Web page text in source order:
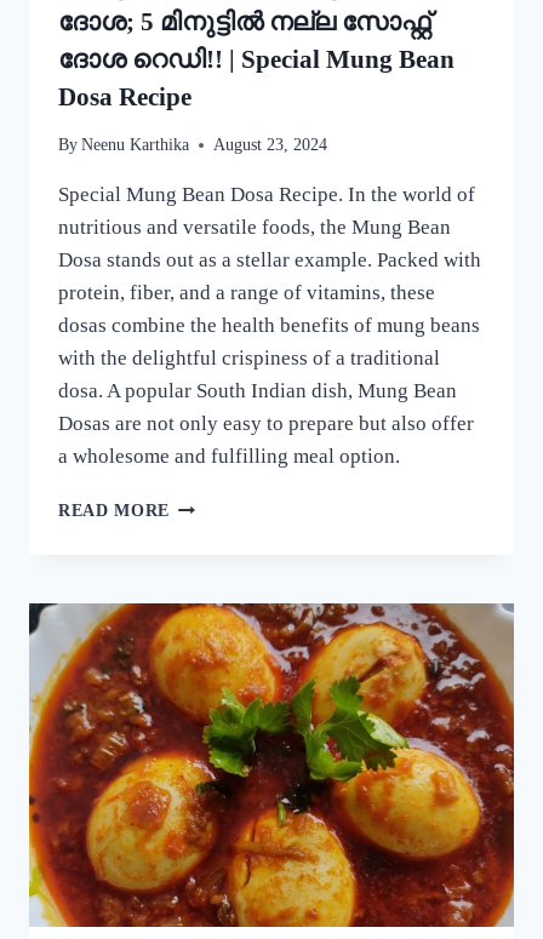
ദോശ; 5 മിനുട്ടിൽ നല്ല സോഫ്റ്റ്
ദോശ റെഡി!! | Special Mung Bean
Dosa Recipe
By Neenu Karthika August 23, 2024
Special Mung Bean Dosa Recipe. In the world of
nutritious and versatile foods, the Mung Bean
Dosa stands out as a stellar example. Packed with
protein, fiber, and a range of vitamins, these
dosas combine the health benefits of mung beans
with the delightful crispiness of a traditional
dosa. A popular South Indian dish, Mung Bean
Dosas are not only easy to prepare but also offer
a wholesome and fulfilling meal option.
READ MORE ദോശക്ക്
ചെറുപയർ
കൊണ്ട്
ഒരു
കിടിലൻ
ദോശ;
മിനുട്ടിൽ
നല്ല
സോഫ്റ്റ്
ദോശ
റെഡി!!
|
SPECIAL